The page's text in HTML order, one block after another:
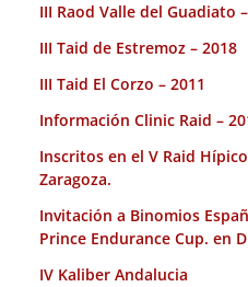
III Raod Valle del Guadiato
III Taid de Estremoz – 2018
III Taid El Corzo – 2011
Información Clinic Raid –
Inscritos en el V Raid
Zaragoza.
Invitación a Binomios
Prince Endurance Cup. en
IV Kaliber Andalucia